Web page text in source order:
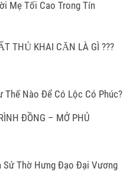
Mẹ Tối Cao Trong Tín
THỦ KHAI CĂN LÀ GÌ ???
Thế Nào Để Có Lộc Có Phúc?
ĐỒNG – MỞ PHỦ
Thờ Hưng Đạo Đại Vương